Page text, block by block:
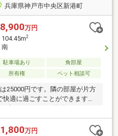
兵庫県神戸市中央区新港町
万円
104.45m2
駐車場あり
角部屋
所有権 ペット相談可
25000円です。隣の部屋が片方
適に過ごすことができます。
億8，900万円の物件です。こ
す。不動産の購入を検討し
万円